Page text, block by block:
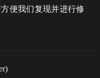
便我们复现并进行修